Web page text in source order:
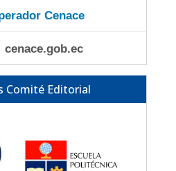
Cenace
cenace.gob.ec
Comité Editorial